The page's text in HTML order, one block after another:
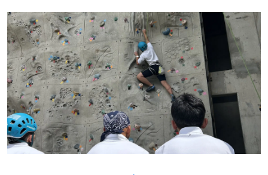
学校生活
学校行事・行事予定
生徒会・委員
クラブ活動
入学案内
入学者選抜 学校説明会・
各種証明書発行アクセス・お問い合わせ